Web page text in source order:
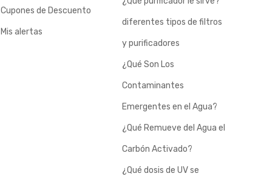
Cupones de Descuento
Mis alertas
diferentes tipos de filtros
y purificadores
¿Qué Son Los
Contaminantes
Emergentes en el Agua?
¿Qué Remueve del Agua el
Carbón Activado?
¿Qué dosis de UV se